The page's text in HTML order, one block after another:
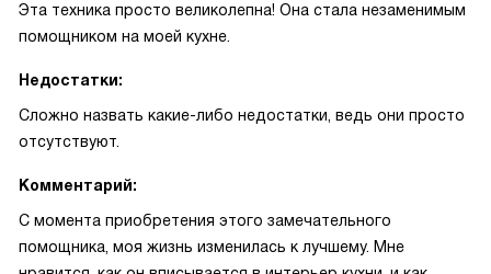
Эта техника просто великолепна! Она стала незаменимым
помощником на моей кухне.
Недостатки:
Сложно назвать какие-либо недостатки, ведь они просто
отсутствуют.
Комментарий:
С момента приобретения этого замечательного
помощника, моя жизнь изменилась к лучшему. Мне